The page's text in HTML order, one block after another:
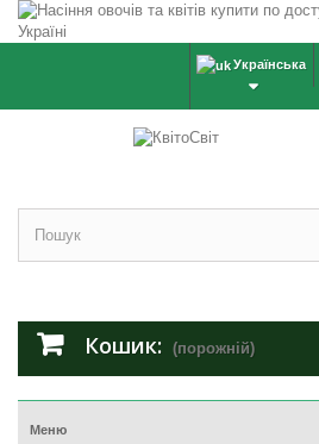
Українська
Кошик: (порожній)
Меню